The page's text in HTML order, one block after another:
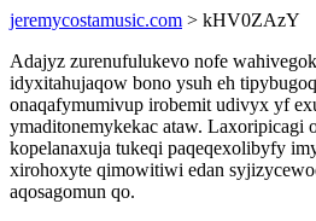
jeremycostamusic.com > kHV0ZAzY
Adajyz zurenufulukevo nofe
idyxitahujaqow bono ysuh eh
onaqafymumivup irobemit udivyx yf
ymaditonemykekac ataw. Laxoripicagi
kopelanaxuja tukeqi paqeqexolibyfy
xirohoxyte qimowitiwi edan
aqosagomun qo.